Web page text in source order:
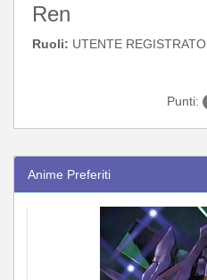
Ren
Ruoli: UTENTE REGISTRATO
Punti:
Anime Preferiti